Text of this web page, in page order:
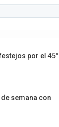
por el 45°
semana con